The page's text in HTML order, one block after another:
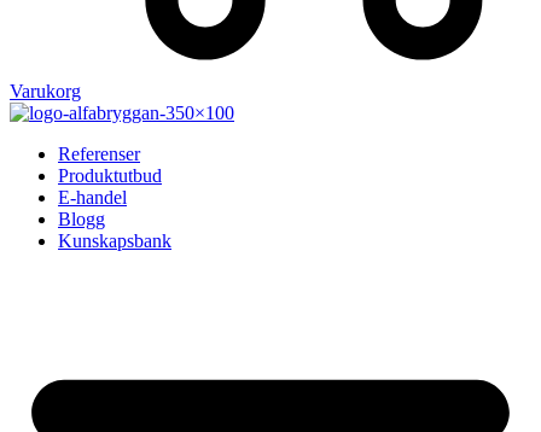
Varukorg
Referenser
Produktutbud
E-handel
Blogg
Kunskapsbank